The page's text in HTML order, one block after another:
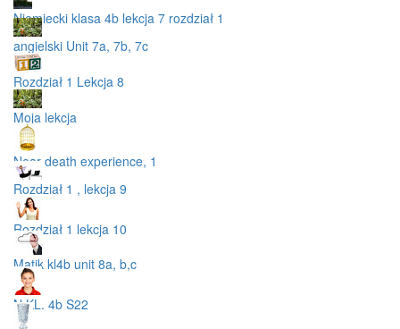
Niemiecki klasa 4b lekcja 7 rozdział 1
angielski Unit 7a, 7b, 7c
Rozdział 1 Lekcja 8
Moja lekcja
Near death experience, 1
Rozdział 1 , lekcja 9
Rozdział 1 lekcja 10
Matik kl4b unit 8a, b,c
N KL. 4b S22